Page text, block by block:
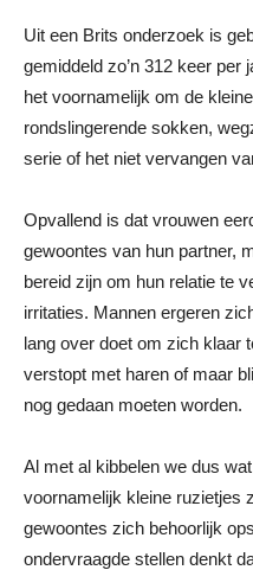
Uit een Brits onderzoek is
gemiddeld zo’n 312 keer per
het voornamelijk om de
rondslingerende sokken,
serie of het niet vervangen
Opvallend is dat vrouwen
gewoontes van hun partner,
bereid zijn om hun relatie te
irritaties. Mannen ergeren
lang over doet om zich klaar
verstopt met haren of maar
nog gedaan moeten worden.
Al met al kibbelen we dus
voornamelijk kleine ruzietjes
gewoontes zich behoorlijk
ondervraagde stellen denkt